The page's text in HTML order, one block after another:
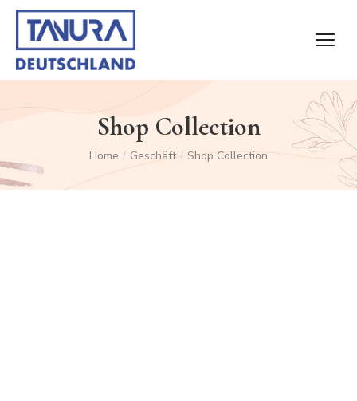
Shop Collection
Home / Geschäft / Shop Collection